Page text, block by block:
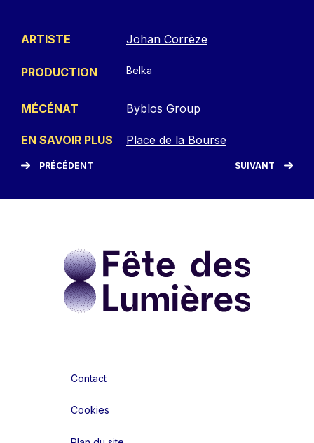
ARTISTE Johan Corrèze
PRODUCTION Belka
MÉCÉNAT Byblos Group
EN SAVOIR PLUS Place de la Bourse
PRÉCÉDENT SUIVANT
Contact
Cookies